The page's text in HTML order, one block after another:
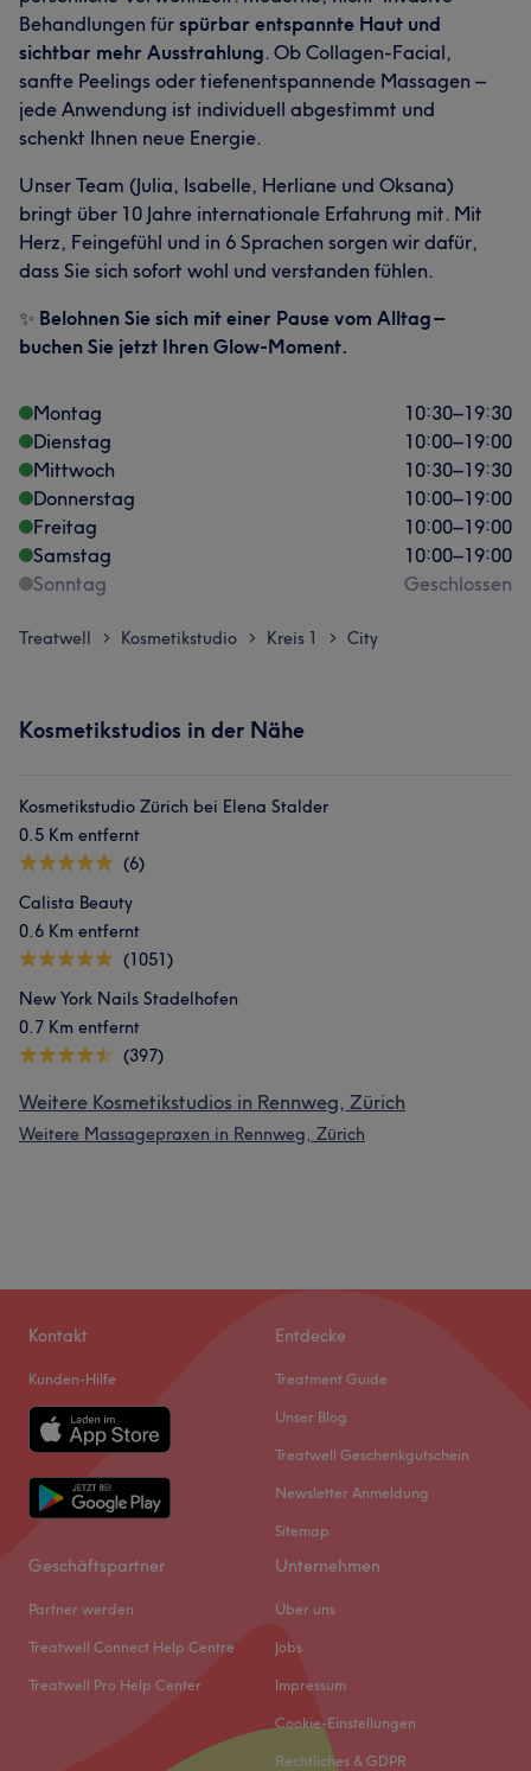
Behandlungen für spürbar entspannte Haut und
sichtbar mehr Ausstrahlung. Ob Collagen-Facial,
sanfte Peelings oder tiefenentspannende Massagen –
jede Anwendung ist individuell abgestimmt und
schenkt Ihnen neue Energie.
Unser Team (Julia, Isabelle, Herliane und Oksana)
bringt über 10 Jahre internationale Erfahrung mit. Mit
Herz, Feingefühl und in 6 Sprachen sorgen wir dafür,
dass Sie sich sofort wohl und verstanden fühlen.
✨ Belohnen Sie sich mit einer Pause vom Alltag –
buchen Sie jetzt Ihren Glow-Moment.
Montag 10:30–19:30
Dienstag
10:00–19:00
Mittwoch
10:30–19:30
Donnerstag
10:00–19:00
Freitag
10:00–19:00
Samstag
10:00–19:00
Sonntag
Geschlossen
Treatwell > Kosmetikstudio > Kreis 1 > City
Kosmetikstudios in der Nähe
Kosmetikstudio Zürich bei Elena Stalder
0.5 Km entfernt
(6)
Calista Beauty
0.6 Km entfernt
(1051)
New York Nails Stadelhofen
0.7 Km entfernt
(397)
Weitere Kosmetikstudios in Rennweg, Zürich
Weitere Massagepraxen in Rennweg, Zürich
Kontakt
Kunden-Hilfe
Entdecke
Treatment Guide
Unser Blog
Treatwell Geschenkgutschein
Newsletter Anmeldung
Sitemap
Geschäftspartner
Partner werden
Treatwell Connect Help Centre
Treatwell Pro Help Center
Unternehmen
Über uns
Jobs
Impressum
Cookie-Einstellungen
Rechtliches & GDPR